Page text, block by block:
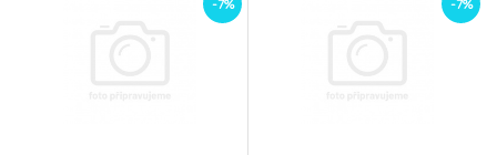
-7% -7%